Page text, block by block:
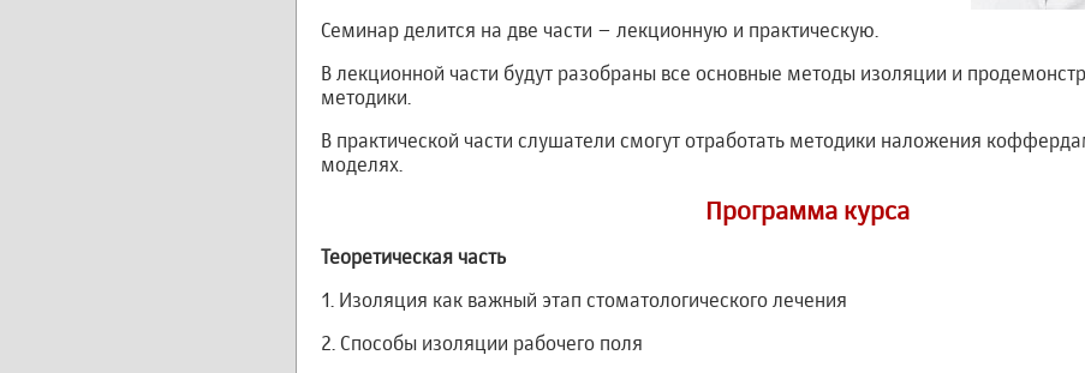
Семинар делится на две части – лекционную и практическую.
В лекционной части будут разобраны все основные методы изоляции и
методики.
В практической части слушатели смогут отработать методики наложения
моделях.
Программа курса
Теоретическая часть
1. Изоляция как важный этап стоматологического лечения
2. Способы изоляции рабочего поля